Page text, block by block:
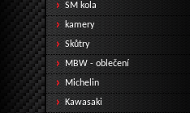
SM kola
kamery
Skůtry
MBW - oblečení
Michelin
Kawasaki